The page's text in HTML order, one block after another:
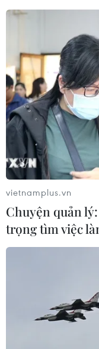
vietnamplus.vn
Chuyện quản
trọng tìm việc